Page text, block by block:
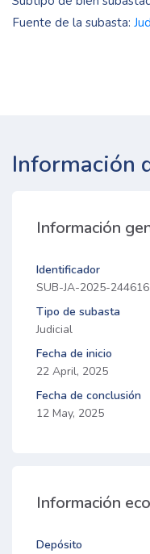
Fuente de la subasta:
Información
Información
Identificador
SUB-JA-2025-244616
Tipo de subasta
Judicial
Fecha de inicio
22 April, 2025
Fecha de conclusión
12 May, 2025
Información
Depósito